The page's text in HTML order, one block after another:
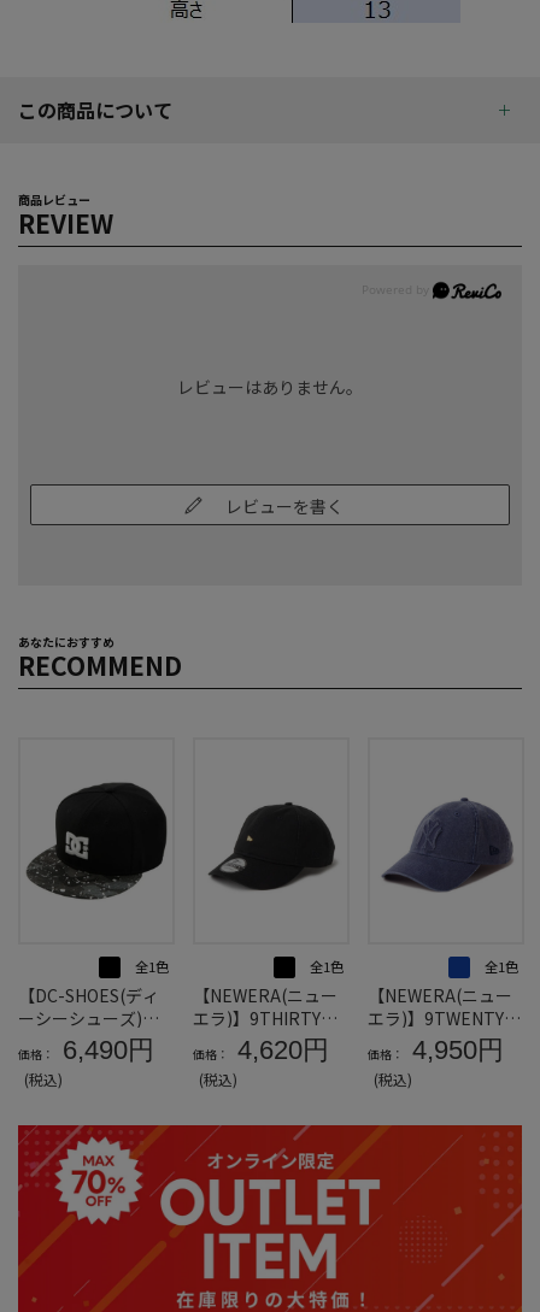
この商品について
商品レビュー
REVIEW
レビューはありません。
レビューを書く
あなたにおすすめ
RECOMMEND
全1色
【DC-SHOES(ディ
ーシーシューズ)】2
5STAREMBSNAPBA
CKキャップ＊カタロ
グ商品
価格： 6,490円
(税込)
全1色
【NEWERA(ニュー
エラ)】9THIRTY™M
ETALFLAGキャップ
＊カタログ商品
価格： 4,620円
(税込)
全1色
【NEWERA(ニュー
エラ)】9TWENTY™
ニューヨーク・ヤン
キースEMBOSSLOG
Oキャップ＊カタロ
価格： 4,950円
(税込)